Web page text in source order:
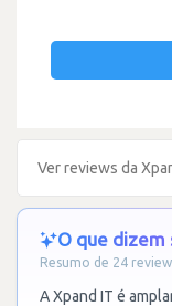
Ver reviews da
O que dizem
Resumo de 24
A Xpand IT é